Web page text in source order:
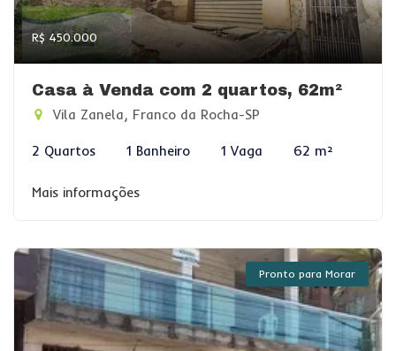
R$ 450.000
Casa à Venda com 2 quartos, 62m²
Vila Zanela, Franco da Rocha-SP
2 Quartos 1 Banheiro 1 Vaga 62 m²
Mais informações
Pronto para Morar